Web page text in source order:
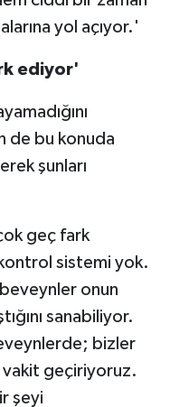
yol açıyor.'
ediyor'
de bu konuda
şunları
geç fark
sistemi yok.
onun
sanabiliyor.
bizler
vakit geçiriyoruz.
şeyi